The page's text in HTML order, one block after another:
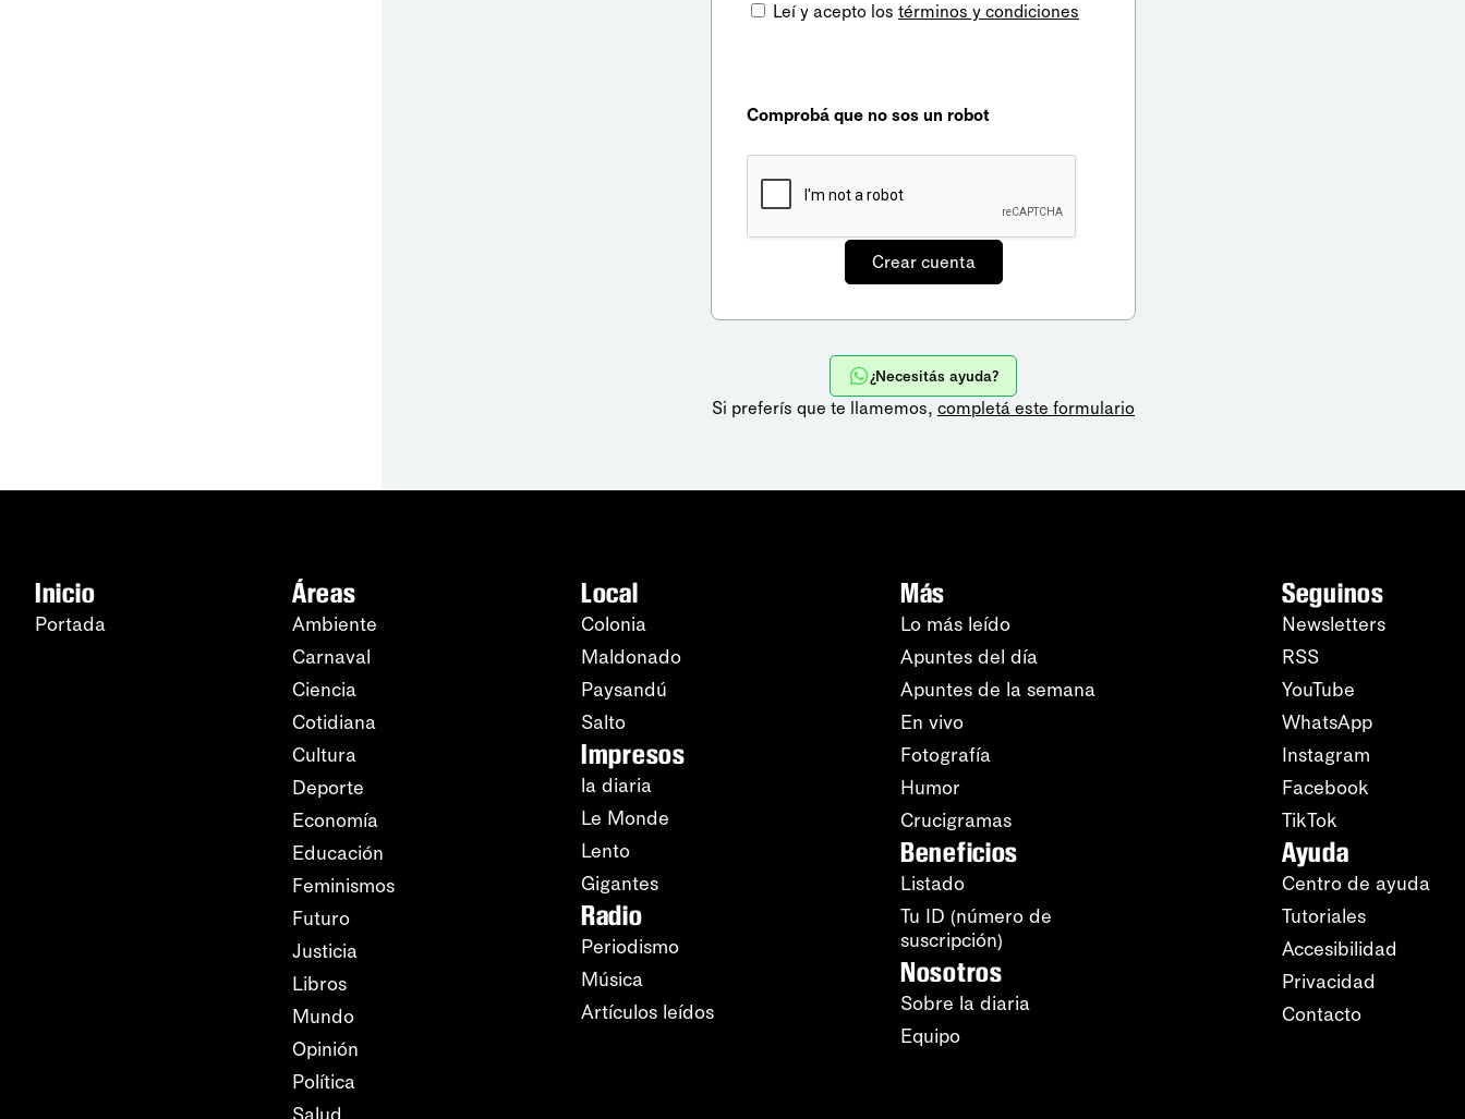
Leí y acepto los términos y condiciones
Comprobá que no sos un robot
¿Necesitás ayuda?
Si preferís que te llamemos, completá este formulario
Inicio
Portada
Áreas
Ambiente
Carnaval
Ciencia
Cotidiana
Cultura
Deporte
Economía
Educación
Feminismos
Futuro
Justicia
Libros
Mundo
Opinión
Política
Local
Colonia
Maldonado
Paysandú
Salto
Impresos
la diaria
Le Monde
Lento
Gigantes
Radio
Periodismo
Música
Artículos leídos
Más
Lo más leído
Apuntes del día
Apuntes de la semana
En vivo
Fotografía
Humor
Crucigramas
Beneficios
Listado
Tu ID (número de
suscripción)
Nosotros
Sobre la diaria
Equipo
Seguinos
Newsletters
RSS
YouTube
WhatsApp
Instagram
Facebook
TikTok
Ayuda
Centro de ayuda
Tutoriales
Accesibilidad
Privacidad
Contacto